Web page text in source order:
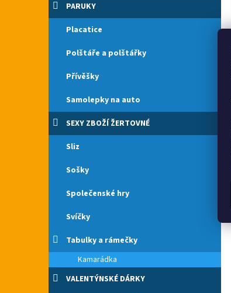
PARUKY
Placatice
Polštáře a polštářky
Přívěšky
Samolepky na auto
SEXY ZBOŽÍ ŽERTOVNÉ
Sliz
Sošky
Společenské hry
Svíčky
Tabulky a rámečky
Kamarádka
VALENTÝNSKÉ DÁRKY